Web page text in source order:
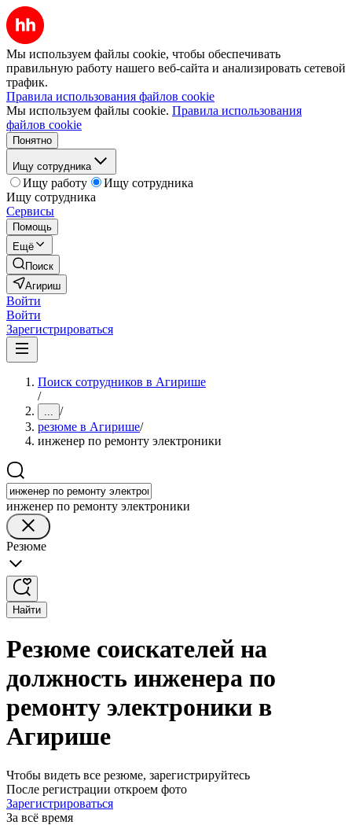
Мы используем файлы cookie, чтобы обеспечивать
правильную работу нашего веб-сайта и анализировать сетевой
трафик.
Правила использования файлов cookie
Мы используем файлы cookie. Правила использования
файлов cookie
Понятно
Ищу сотрудника
Ищу работу
Ищу сотрудника
Ищу сотрудника
Сервисы
Помощь
Ещё
Поиск
Агириш
Войти
Войти
Зарегистрироваться
Поиск сотрудников в Агирише
/
... /
резюме в Агирише/
инженер по ремонту электроники
инженер по ремонту электроники
Резюме
Найти
Резюме соискателей на
должность инженера по
ремонту электроники в
Агирише
Чтобы видеть все резюме, зарегистрируйтесь
После регистрации откроем фото
Зарегистрироваться
За всё время